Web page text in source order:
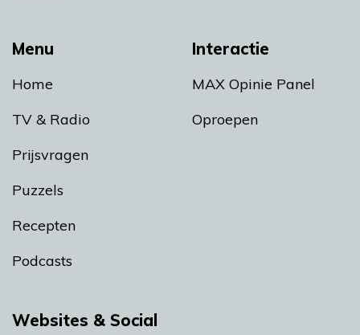
Menu
Home
TV & Radio
Prijsvragen
Puzzels
Recepten
Podcasts
Interactie
MAX Opinie Panel
Oproepen
Websites & Social